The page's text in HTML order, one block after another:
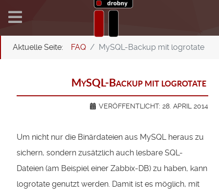
Aktuelle Seite: FAQ MySQL-Backup mit logrotate
MySQL-Backup mit logrotate
VERÖFFENTLICHT: 28. APRIL 2014
Um nicht nur die Binärdateien aus MySQL heraus zu
sichern, sondern zusätzlich auch lesbare SQL-
Dateien (am Beispiel einer Zabbix-DB) zu haben, kann
logrotate genutzt werden. Damit ist es möglich, mit